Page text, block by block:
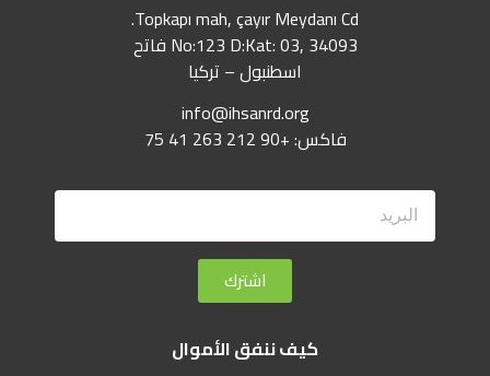
Topkapı mah, çayır Meydanı Cd.
No:123 D:Kat: 03, 34093 فاتح
اسطنبول – تركيا
info@ihsanrd.org
فاكس: +90 212 263 41 75
اشترك
كيف ننفق الأموال